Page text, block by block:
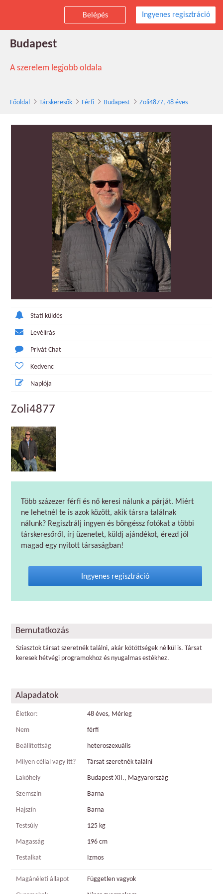
Belépés Ingyenes regisztráció
Zoli4877 társkereső férfi, 48 éves,
Budapest
A szerelem legjobb oldala
Főoldal Társkeresők Férfi Budapest Zoli4877, 48 éves
Stati küldés
Levélírás
Privát Chat
Kedvenc
Naplója
Zoli4877
Több százezer férfi és nő keresi nálunk a párját. Miért
ne lehetnél te is azok között, akik társra találnak
nálunk? Regisztrálj ingyen és böngéssz fotókat a többi
társkeresőről, írj üzenetet, küldj ajándékot, érezd jól
magad egy nyitott társaságban!
Ingyenes regisztráció
Bemutatkozás
Sziasztok társat szeretnék találni, akár kötöttségek nélkül is. Társat
keresek hétvégi programokhoz és nyugalmas estékhez.
Alapadatok
Életkor: 48 éves, Mérleg
Nem férfi
Beállítottság heteroszexuális
Milyen céllal vagy itt? Társat szeretnék találni
Lakóhely Budapest XII., Magyarország
Szemszín Barna
Hajszín Barna
Testsúly 125 kg
Magasság 196 cm
Testalkat Izmos
Magánéleti állapot Független vagyok